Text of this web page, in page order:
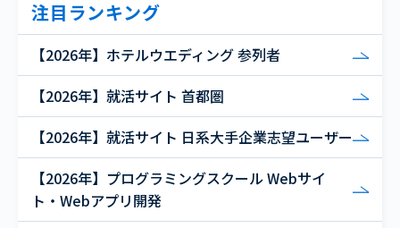
注目ランキング
【2026年】ホテルウエディング 参列者
【2026年】就活サイト 首都圏
【2026年】就活サイト 日系大手企業志望ユーザー
【2026年】プログラミングスクール Webサイ
ト・Webアプリ開発